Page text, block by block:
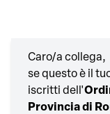
Caro/a collega,
se questo è il
iscritti dell'
Provincia di